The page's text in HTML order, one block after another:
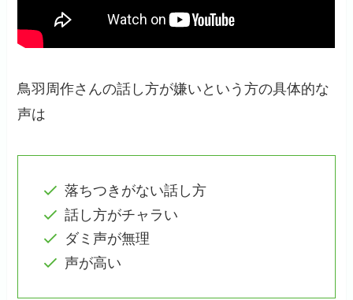
鳥羽周作さんの話し方が嫌いという方の具体的な
声は
落ちつきがない話し方
話し方がチャラい
ダミ声が無理
声が高い